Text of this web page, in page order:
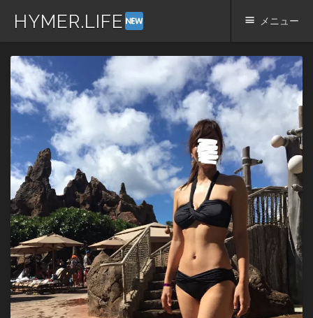
HYMER.LIFE メニュー
コ
ン
テ
ン
ス
キ
ッ
プ